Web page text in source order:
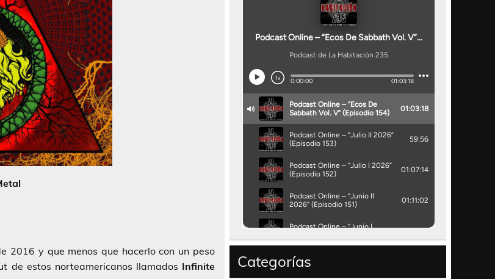
2016 y que menos que hacerlo con un peso
de estos norteamericanos llamados Infinite
Categorías